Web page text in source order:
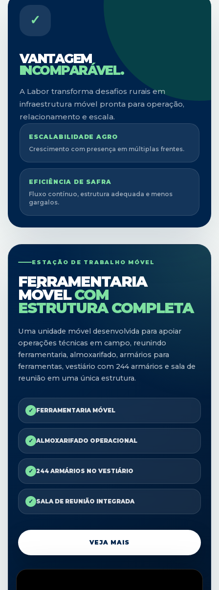
✓
VANTAGEM
INCOMPARÁVEL.
A Labor transforma desafios rurais em
infraestrutura móvel pronta para operação,
relacionamento e escala.
ESCALABILIDADE AGRO
Crescimento com presença em múltiplas frentes.
EFICIÊNCIA DE SAFRA
Fluxo contínuo, estrutura adequada e menos
gargalos.
ESTAÇÃO DE TRABALHO MÓVEL
FERRAMENTARIA
MÓVELCOM
ESTRUTURA COMPLETA
Uma unidade móvel desenvolvida para apoiar
operações técnicas em campo, reunindo
ferramentaria, almoxarifado, armários para
ferramentas, vestiário com 244 armários e sala de
reunião em uma única estrutura.
✓ FERRAMENTARIA MÓVEL
✓ ALMOXARIFADO OPERACIONAL
✓ 244 ARMÁRIOS NO VESTIÁRIO
✓ SALA DE REUNIÃO INTEGRADA
VEJA MAIS